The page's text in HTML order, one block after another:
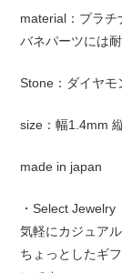
material：プラチ
バネパーツには
Stone：ダイヤ
size：幅1.4mm
made in japan
・Select Jewelry
気軽にカジュア
ちょっとしたギ